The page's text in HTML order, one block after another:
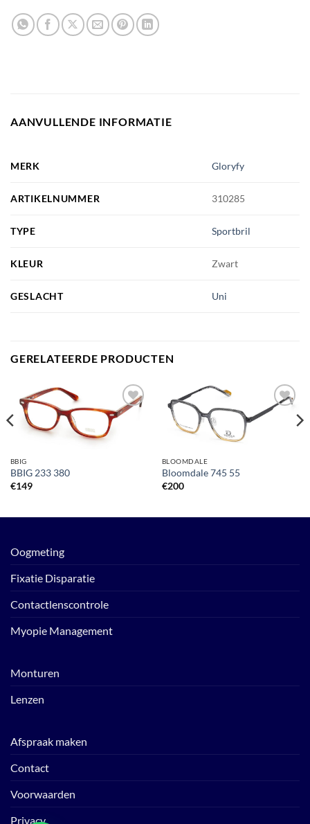
AANVULLENDE INFORMATIE
MERK Gloryfy
ARTIKELNUMMER 310285
TYPE Sportbril
KLEUR Zwart
GESLACHT Uni
GERELATEERDE PRODUCTEN
Toevoegen
verlanglijst
BBIG
BBIG 233 380
€149
Toevoegen
BLOOMDALE
Bloomdale 745 55
€200
Oogmeting
Fixatie Disparatie
Contactlenscontrole
Myopie Management
Monturen
Lenzen
Afspraak maken
Contact
Voorwaarden
Privacy